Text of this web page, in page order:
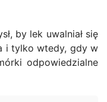
by lek uwalniał się
i tylko wtedy, gdy w
odpowiedzialne